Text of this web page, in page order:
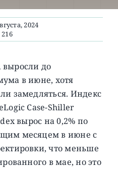
2024
до
в июне, хотя
замедляться. Индекс
Case-Shiller
вырос на 0,2% по
месяцем в июне с
что меньше
в мае, но это